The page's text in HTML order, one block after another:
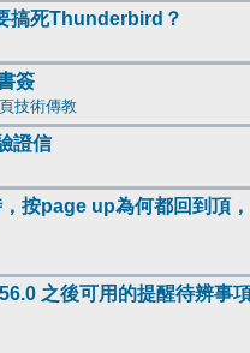
搞死Thunderbird？
簽
技術傳教
證信
按page up為何都回到頂，
之後可用的提醒待辨事